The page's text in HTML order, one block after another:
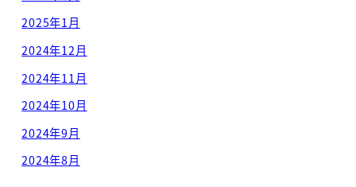
2025年1月
2024年12月
2024年11月
2024年10月
2024年9月
2024年8月